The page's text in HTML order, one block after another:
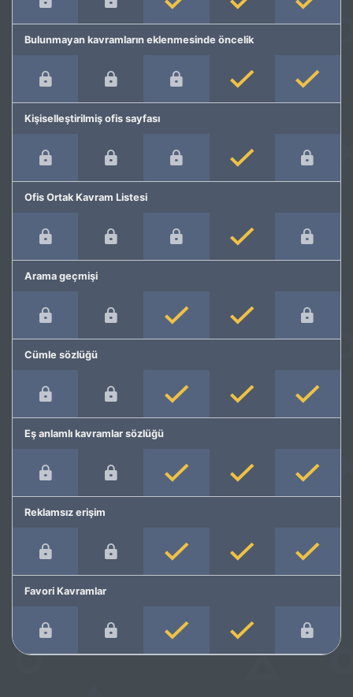
Bulunmayan kavramların eklenmesinde öncelik
Kişiselleştirilmiş ofis sayfası
Ofis Ortak Kavram Listesi
Arama geçmişi
Cümle sözlüğü
Eş anlamlı kavramlar sözlüğü
Reklamsız erişim
Favori Kavramlar